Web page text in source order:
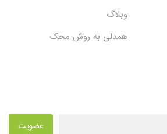
وبلاگ
همدلی به روش محک
عضویت